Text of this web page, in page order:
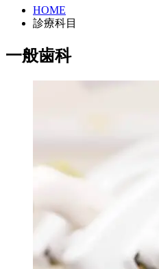
HOME
診療科目
一般歯科